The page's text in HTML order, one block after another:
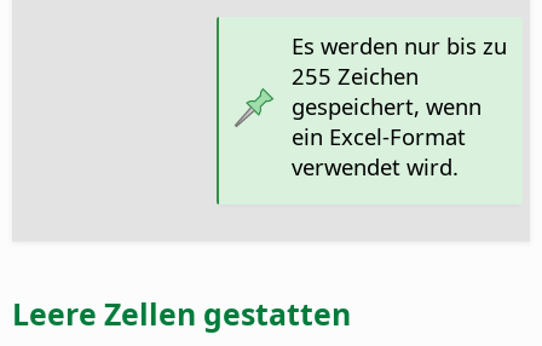
Es werden nur bis zu
255 Zeichen
gespeichert, wenn
ein Excel-Format
verwendet wird.
Leere Zellen gestatten